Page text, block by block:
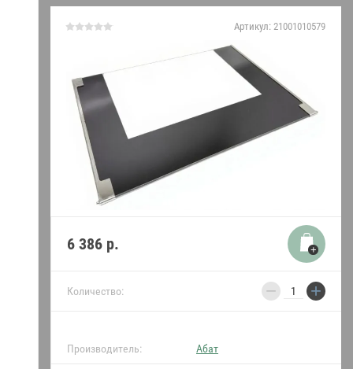
Запчасти к механическому
оборудованию Абат
Датчики,
термопреобразователи
Уплотнители двери и
Пружины для Абат
Индукция Абат
Артикул: 21001010579
6 386 р.
Количество: − +
Производитель: Абат